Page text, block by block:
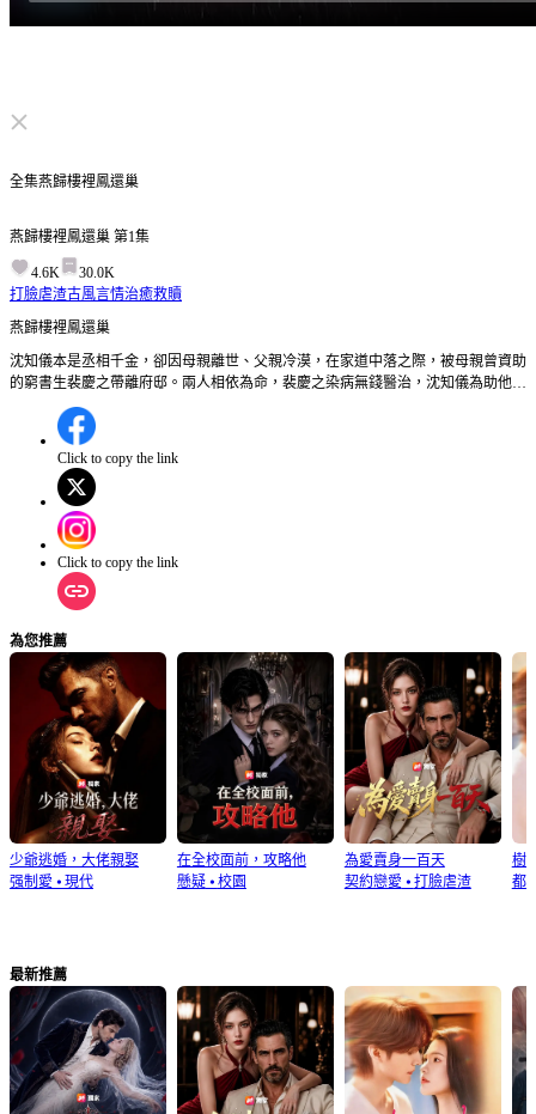
点击取消静音
全集燕歸樓裡鳳還巢
燕歸樓裡鳳還巢 第1集
4.6K
30.0K
打臉虐渣古風言情治癒救贖
燕歸樓裡鳳還巢
沈知儀本是丞相千金，卻因母親離世、父親冷漠，在家道中落之際，被母親曾資助
的窮書生裴慶之帶離府邸。兩人相依為命，裴慶之染病無錢醫治，沈知儀為助他赴
考，毅然踏入青樓「燕歸樓」，賣藝不賣身，以詩詞琴畫維生。三年後，裴慶之高
中狀元，竟背棄誓言，另娶尚書之女柳如絲，更想納她為通房丫鬟。心灰意冷時，
沈知儀選擇接受神秘恩客——當朝皇帝謝玄珩的求婚。原來，謝玄珩是幼時宮中偶
遇的皇子，一直銘記她的恩情。沈知儀以皇后之尊重返宮廷，裴慶之與柳如絲因嫉
妒屢次陷害，最終在帝后權謀下，身敗名裂，淪為賤籍，相殘而亡。沈知儀與謝玄
珩攜手治國，誕下太子，迎來圓滿結局。
Click to copy the link
Click to copy the link
為您推薦
少爺逃婚，大佬親娶
强制愛 ⦁ 現代
在全校面前，攻略他
懸疑⦁ 校園
為愛賣身一百天
契約戀愛 ⦁ 打臉虐渣
樹
都
最新推薦